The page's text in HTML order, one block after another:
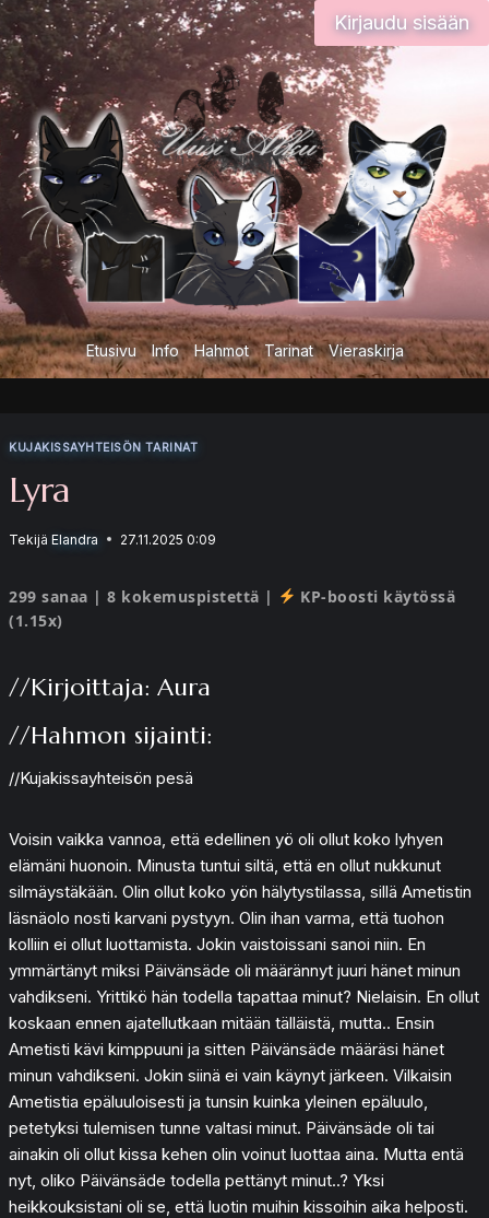
Siirry
sisältöön
Kirjaudu sisään
Etusivu Info Hahmot Tarinat Vieraskirja
KUJAKISSAYHTEISÖN TARINAT
Lyra
Tekijä Elandra 27.11.2025 0:09
299 sanaa | 8 kokemuspistettä |
KP-boosti käytössä
(1.15x)
//Kirjoittaja: Aura
//Hahmon sijainti:
//Kujakissayhteisön pesä
Voisin vaikka vannoa, että edellinen yö oli ollut koko lyhyen
elämäni huonoin. Minusta tuntui siltä, että en ollut nukkunut
silmäystäkään. Olin ollut koko yön hälytystilassa, sillä Ametistin
läsnäolo nosti karvani pystyyn. Olin ihan varma, että tuohon
kolliin ei ollut luottamista. Jokin vaistoissani sanoi niin. En
ymmärtänyt miksi Päivänsäde oli määrännyt juuri hänet minun
vahdikseni. Yrittikö hän todella tapattaa minut? Nielaisin. En ollut
koskaan ennen ajatellutkaan mitään tälläistä, mutta.. Ensin
Ametisti kävi kimppuuni ja sitten Päivänsäde määräsi hänet
minun vahdikseni. Jokin siinä ei vain käynyt järkeen. Vilkaisin
Ametistia epäluuloisesti ja tunsin kuinka yleinen epäluulo,
petetyksi tulemisen tunne valtasi minut. Päivänsäde oli tai
ainakin oli ollut kissa kehen olin voinut luottaa aina. Mutta entä
nyt, oliko Päivänsäde todella pettänyt minut..? Yksi
heikkouksistani oli se, että luotin muihin kissoihin aika helposti.